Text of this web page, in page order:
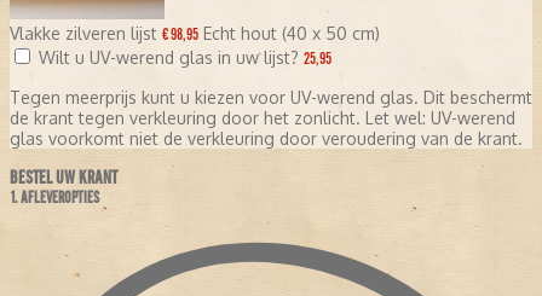
Vlakke zilveren lijst € 98,95 Echt hout (40 x 50 cm)
Wilt u UV-werend glas in uw lijst? 25,95
Tegen meerprijs kunt u kiezen voor UV-werend glas. Dit beschermt
de krant tegen verkleuring door het zonlicht. Let wel: UV-werend
glas voorkomt niet de verkleuring door veroudering van de krant.
BESTEL UW KRANT
1. AFLEVEROPTIES